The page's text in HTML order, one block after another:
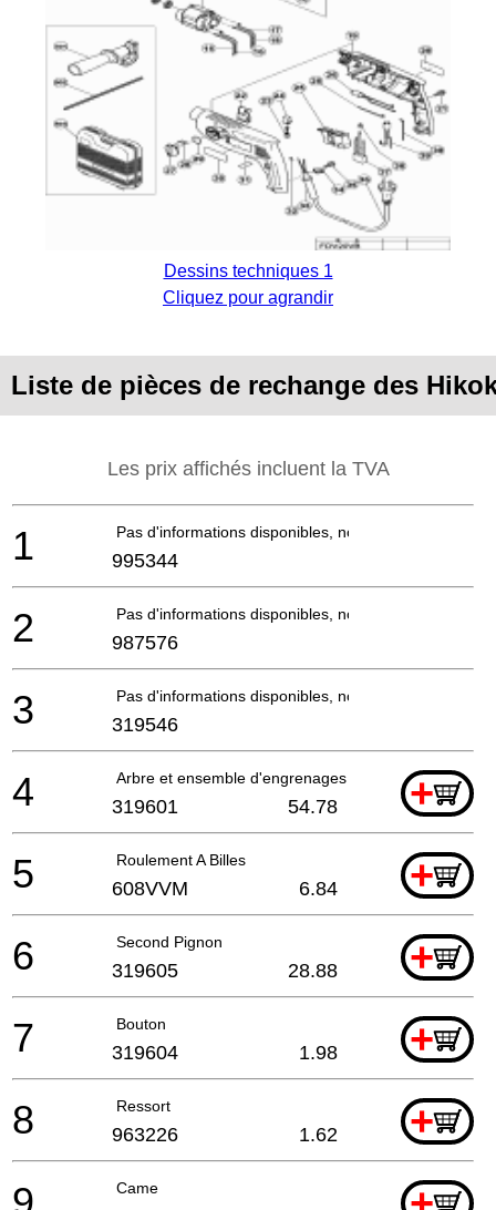
Dessins techniques 1
Cliquez pour agrandir
Liste de pièces de rechange des
Les prix affichés incluent la TVA
Pas d'informations disponibles, non commandable
1 995344
Pas d'informations disponibles, non commandable
2 987576
Pas d'informations disponibles, non commandable
3 319546
Arbre et ensemble d'engrenages +
4 319601 54.78
Roulement A Billes +
5 608VVM 6.84
Second Pignon +
6 319605 28.88
Bouton +
7 319604 1.98
Ressort +
8 963226 1.62
Came